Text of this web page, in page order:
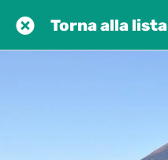
Torna alla lista